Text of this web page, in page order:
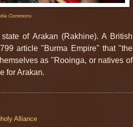
Commons
of Arakan (Rakhine). A British
article "Burma Empire" that "the
as "Rooinga, or natives of
for Arakan.
Alliance